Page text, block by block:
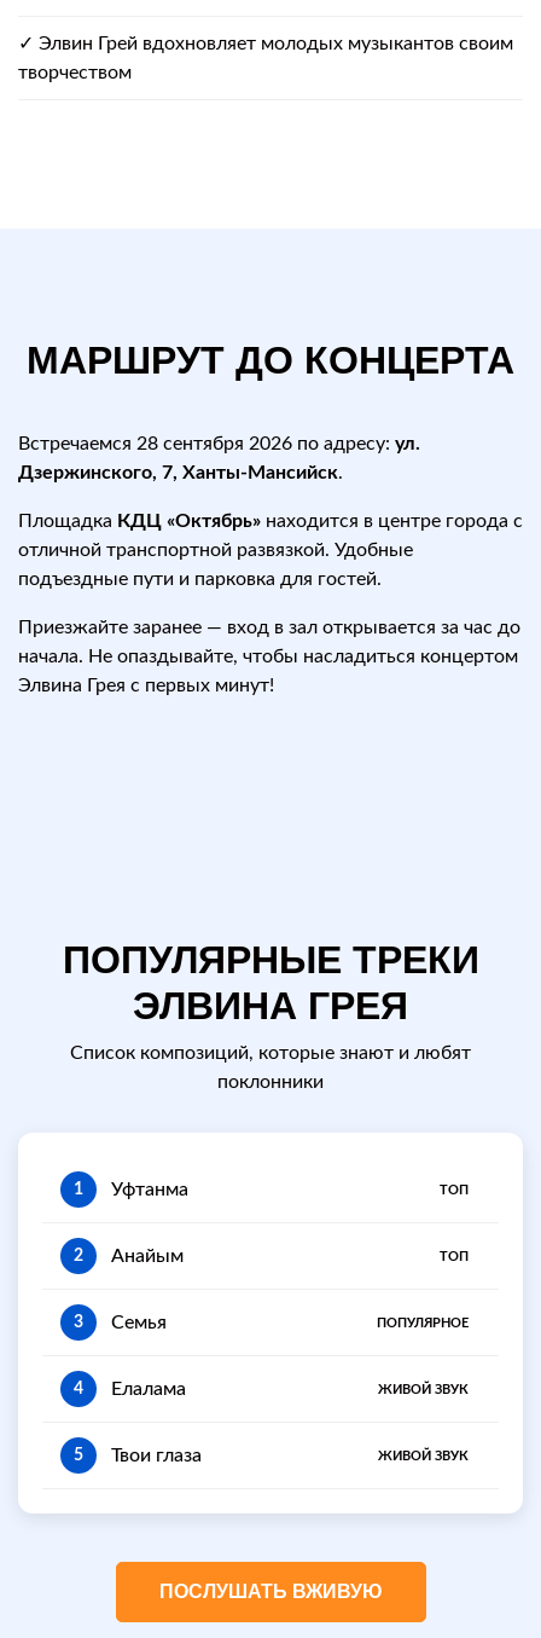
✓ Элвин Грей вдохновляет молодых музыкантов своим
творчеством
МАРШРУТ ДО КОНЦЕРТА
Встречаемся 28 сентября 2026 по адресу: ул.
Дзержинского, 7, Ханты-Мансийск.
Площадка КДЦ «Октябрь» находится в центре города с
отличной транспортной развязкой. Удобные
подъездные пути и парковка для гостей.
Приезжайте заранее — вход в зал открывается за час до
начала. Не опаздывайте, чтобы насладиться концертом
Элвина Грея с первых минут!
ПОПУЛЯРНЫЕ ТРЕКИ
ЭЛВИНА ГРЕЯ
Список композиций, которые знают и любят
поклонники
1 Уфтанма ТОП
2 Анайым ТОП
3 Семья ПОПУЛЯРНОЕ
4 Елалама ЖИВОЙ ЗВУК
5 Твои глаза ЖИВОЙ ЗВУК
ПОСЛУШАТЬ ВЖИВУЮ